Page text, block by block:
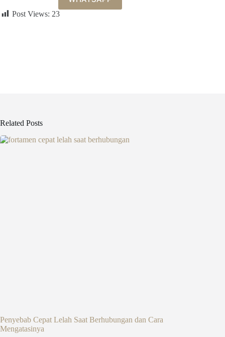
Post Views: 23
Related Posts
Penyebab Cepat Lelah Saat Berhubungan dan Cara
Mengatasinya